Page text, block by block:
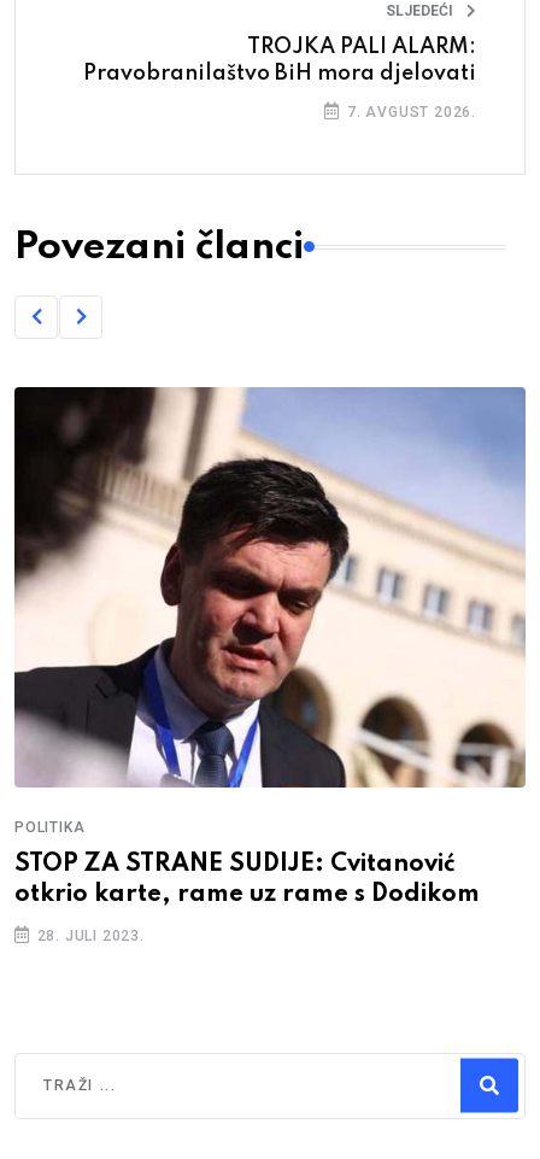
SLJEDEĆI
TROJKA PALI ALARM:
Pravobranilaštvo BiH mora djelovati
7. AVGUST 2026.
Povezani članci
POLITIKA
STOP ZA STRANE SUDIJE: Cvitanović
otkrio karte, rame uz rame s Dodikom
28. JULI 2023.
Type 2 or more characters for results.